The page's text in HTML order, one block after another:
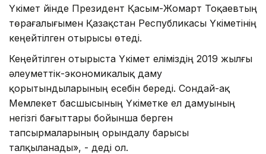
Үкімет үйінде Президент Қасым-Жомарт Тоқаевтың
төрағалығымен Қазақстан Республикасы Үкіметінің
кеңейтілген отырысы өтеді.
Кеңейтілген отырыста Үкімет еліміздің 2019 жылғы
әлеуметтік-экономикалық даму
қорытындыларының есебін береді. Сондай-ақ
Мемлекет басшысының Үкіметке ел дамуының
негізгі бағыттары бойынша берген
тапсырмаларының орындалу барысы
талқыланады», - деді ол.